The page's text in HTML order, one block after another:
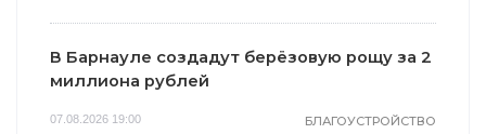
В Барнауле создадут берёзовую рощу за 2
миллиона рублей
07.08.2026 19:00 БЛАГОУСТРОЙСТВО